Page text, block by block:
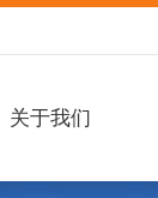
关于我们